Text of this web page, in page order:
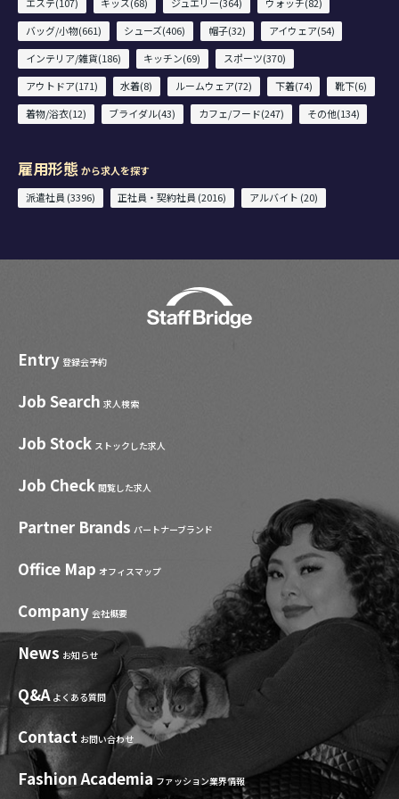
バッグ/小物(661)
シューズ(406) 帽子(32)
アイウェア(54)
インテリア/雑貨(186)
キッチン(69)
スポーツ(370)
アウトドア(171)
水着(8) ルームウェア(72) 下着(74)
靴下(6)
着物/浴衣(12)
ブライダル(43) カフェ/フード(247) その他(134)
雇用形態 から求人を探す
派遣社員 (3396)
正社員・契約社員 (2016) アルバイト (20)
Entry 登録会予約
Job Search 求人検索
Job Stock ストックした求人
Job Check 閲覧した求人
Partner Brands パートナーブランド
Office Map オフィスマップ
Company 会社概要
News お知らせ
Q&A よくある質問
Contact お問い合わせ
Fashion Academia ファッション業界情報